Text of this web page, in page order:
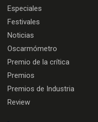
Especiales
Festivales
Noticias
Oscarmómetro
Premio de la crítica
Premios
Premios de Industria
Review